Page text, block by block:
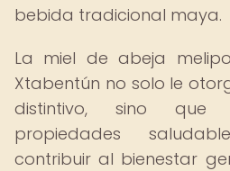
bebida tradicional maya.
La miel de abeja
Xtabentún no solo le
distintivo, sino que
propiedades
contribuir al bienestar